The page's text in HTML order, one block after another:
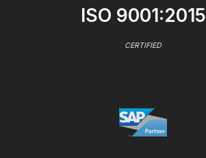
ISO 9001:2015
CERTIFIED